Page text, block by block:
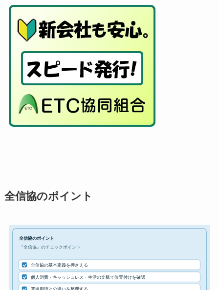
全信協のポイント
全信協のポイント
『全信協』のチェックポイント
全信協の基本定義を押さえる
個人消費・キャッシュレス・生活の文脈で位置付けを確認